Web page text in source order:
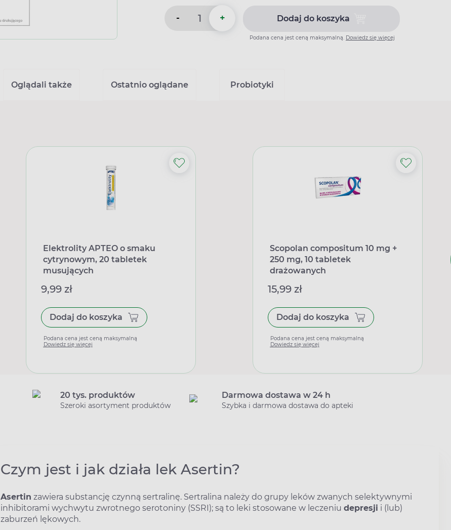
- + Dodaj do koszykaDodaj do koszyka Asertin 100
Podana cena jest ceną maksymalną. Dowiedz się więcej
Oglądali także Ostatnio oglądane Probiotyki
Elektrolity APTEO o smaku
cytrynowym, 20 tabletek
musujących
9,99 zł
Dodaj do koszyka
Podana cena jest ceną maksymalną
Dowiedz się więcej
Scopolan compositum 10 mg +
250 mg, 10 tabletek
drażowanych
15,99 zł
Dodaj do koszyka
Podana cena jest ceną maksymalną
Dowiedz się więcej
20 tys. produktów
Szeroki asortyment produktów
Darmowa dostawa w 24 h
Szybka i darmowa dostawa do apteki
Czym jest i jak działa lek Asertin?
Asertin zawiera substancję czynną sertralinę. Sertralina należy do grupy leków zwanych selektywnymi
inhibitorami wychwytu zwrotnego serotoniny (SSRI); są to leki stosowane w leczeniu depresji i (lub)
zaburzeń lękowych.